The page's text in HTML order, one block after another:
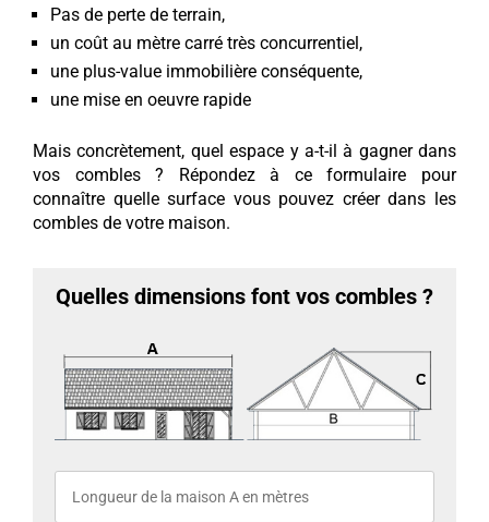
Pas de perte de terrain,
un coût au mètre carré très concurrentiel,
une plus-value immobilière conséquente,
une mise en oeuvre rapide
Mais concrètement, quel espace y a-t-il à gagner dans
vos combles ? Répondez à ce formulaire pour
connaître quelle surface vous pouvez créer dans les
combles de votre maison.
Quelles dimensions font vos combles ?